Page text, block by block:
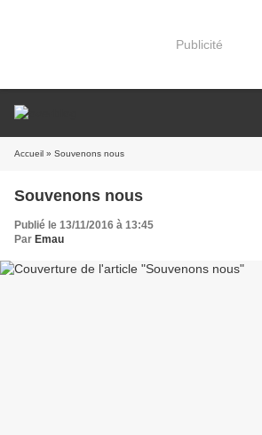
Publicité
Accueil » Souvenons nous
Souvenons nous
Publié le 13/11/2016 à 13:45
Par Emau